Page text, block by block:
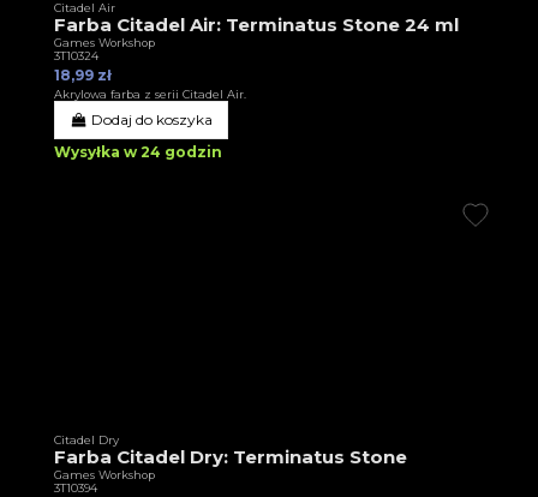
Citadel Air
Farba Citadel Air: Terminatus Stone 24 ml
Games Workshop
3T10324
18,99 zł
Akrylowa farba z serii Citadel Air.
Dodaj do koszyka
Wysyłka w 24 godzin
Citadel Dry
Farba Citadel Dry: Terminatus Stone
Games Workshop
3T10394